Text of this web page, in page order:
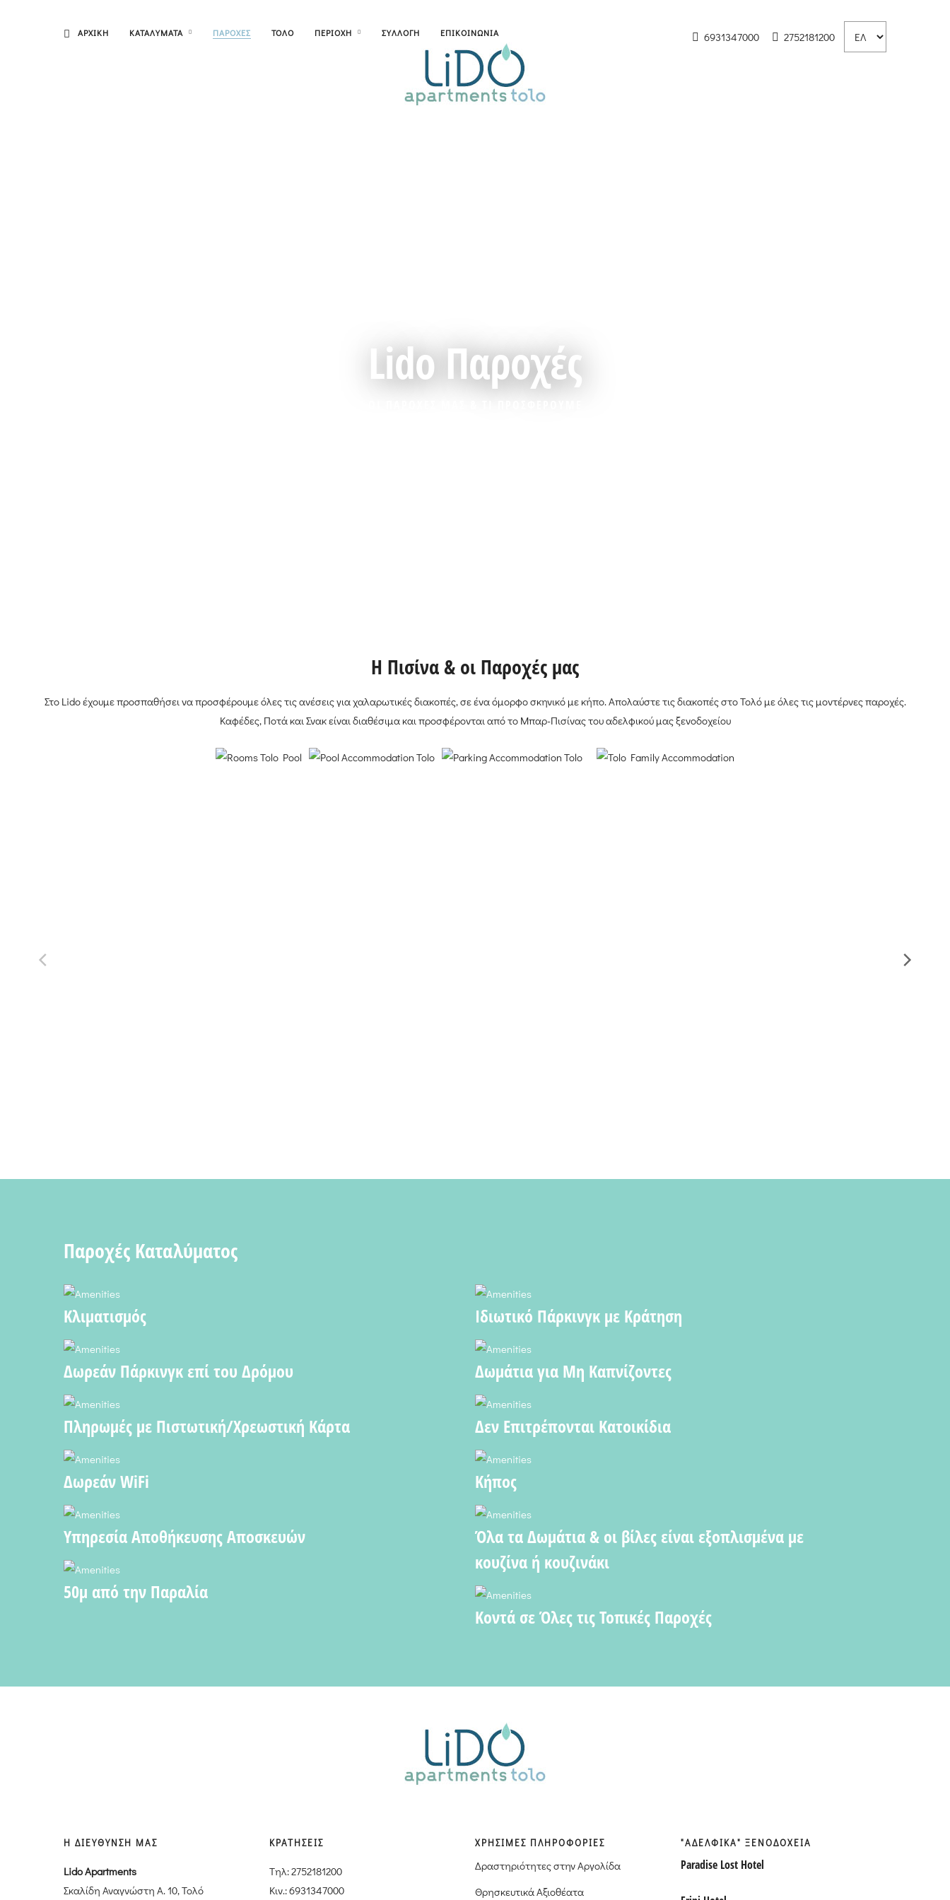
ΑΡΧΙΚΗ ΚΑΤΑΛΥΜΑΤΑ ΠΑΡΟΧΕΣ ΤΟΛΟ ΠΕΡΙΟΧΗ ΣΥΛΛΟΓΗ ΕΠΙΚΟΙΝΩΝΙΑ 6931347000 2752181200
Lido Παροχές
H Πισίνα & οι Παροχές μας
Στο Lido έχουμε προσπαθήσει να προσφέρουμε όλες τις ανέσεις για χαλαρωτικές διακοπές, σε ένα όμορφο σκηνικό με κήπο. Απολαύστε τις διακοπές στο Τολό με όλες τις μοντέρνες παροχές.
Καφέδες, Ποτά και Σνακ είναι διαθέσιμα και προσφέρονται από το Μπαρ-Πισίνας του αδελφικού μας ξενοδοχείου
Παροχές Καταλύματος
Κλιματισμός
Δωρεάν Πάρκινγκ επί του Δρόμου
Πληρωμές με Πιστωτική/Χρεωστική Κάρτα
Δωρεάν WiFi
Υπηρεσία Αποθήκευσης Αποσκευών
50μ από την Παραλία
Ιδιωτικό Πάρκινγκ με Κράτηση
Δωμάτια για Μη Καπνίζοντες
Δεν Επιτρέπονται Κατοικίδια
Κήπος
Όλα τα Δωμάτια & οι βίλες είναι εξοπλισμένα με
κουζίνα ή κουζινάκι
Κοντά σε Όλες τις Τοπικές Παροχές
Η ΔΙΕΥΘΥΝΣΗ ΜΑΣ
Lido Apartments
Σκαλίδη Αναγνώστη Α. 10, Τολό
ΚΡΑΤΗΣΕΙΣ
Tηλ: 2752181200
Κιν.: 6931347000
ΧΡΗΣΙΜΕΣ ΠΛΗΡΟΦΟΡΙΕΣ
Δραστηριότητες στην Αργολίδα
Θρησκευτικά Αξιοθέατα
"ΑΔΕΛΦΙΚΑ" ΞΕΝΟΔΟΧΕΙΑ
Paradise Lost Hotel